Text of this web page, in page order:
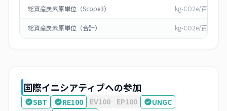
総資産炭素原単位（Scope3） kg-CO2e/百万円
総資産炭素原単位（合計） kg-CO2e/百万円
国際イニシアティブへの参加
SBT RE100 EV100 EP100
UNGC